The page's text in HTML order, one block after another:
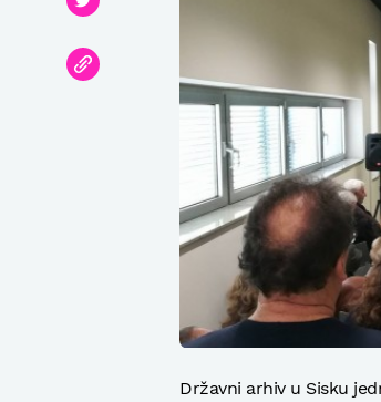
Državni arhiv u Sisku